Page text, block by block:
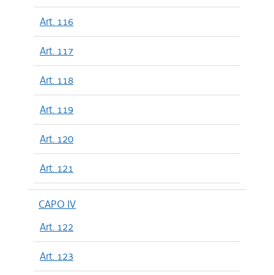
Art. 116
Art. 117
Art. 118
Art. 119
Art. 120
Art. 121
CAPO IV
Art. 122
Art. 123